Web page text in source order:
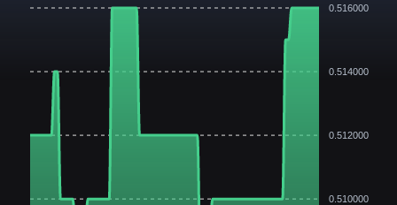
0.516000
0.514000
0.512000
0.510000